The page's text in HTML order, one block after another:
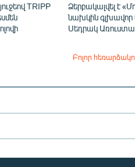
TRIPP
Ձերբակալվել է
նախկին գլխավոր
Սեդրակ
Բոլոր